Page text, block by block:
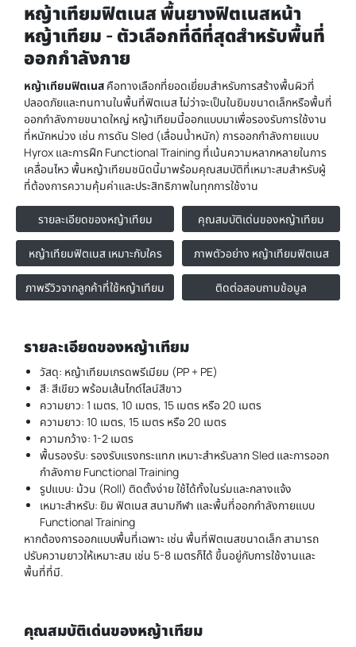
หญ้าเทียมฟิตเนส พื้นยางฟิตเนสหน้า
หญ้าเทียม - ตัวเลือกที่ดีที่สุดสำหรับพื้นที่
ออกกำลังกาย
หญ้าเทียมฟิตเนส คือทางเลือกที่ยอดเยี่ยมสำหรับการสร้างพื้นผิวที่
ปลอดภัยและทนทานในพื้นที่ฟิตเนส ไม่ว่าจะเป็นในยิมขนาดเล็กหรือพื้นที่
ออกกำลังกายขนาดใหญ่ หญ้าเทียมนี้ออกแบบมาเพื่อรองรับการใช้งาน
ที่หนักหน่วง เช่น การดัน Sled (เลื่อนน้ำหนัก) การออกกำลังกายแบบ
Hyrox และการฝึก Functional Training ที่เน้นความหลากหลายในการ
เคลื่อนไหว พื้นหญ้าเทียมชนิดนี้มาพร้อมคุณสมบัติที่เหมาะสมสำหรับผู้
ที่ต้องการความคุ้มค่าและประสิทธิภาพในทุกการใช้งาน
รายละเอียดของหญ้าเทียม คุณสมบัติเด่นของหญ้าเทียม
หญ้าเทียมฟิตเนส เหมาะกับใคร ภาพตัวอย่าง หญ้าเทียมฟิตเนส
ภาพรีวิวจากลูกค้าที่ใช้หญ้าเทียม ติดต่อสอบถามข้อมูล
รายละเอียดของหญ้าเทียม
วัสดุ: หญ้าเทียมเกรดพรีเมียม (PP + PE)
สี: สีเขียว พร้อมเส้นไกด์ไลน์สีขาว
ความยาว: 1 เมตร, 10 เมตร, 15 เมตร หรือ 20 เมตร
ความยาว: 10 เมตร, 15 เมตร หรือ 20 เมตร
ความกว้าง: 1-2 เมตร
พื้นรองรับ: รองรับแรงกระแทก เหมาะสำหรับลาก Sled และการออก
กำลังกาย Functional Training
รูปแบบ: ม้วน (Roll) ติดตั้งง่าย ใช้ได้ทั้งในร่มและกลางแจ้ง
เหมาะสำหรับ: ยิม ฟิตเนส สนามกีฬา และพื้นที่ออกกำลังกายแบบ
Functional Training
หากต้องการออกแบบพื้นที่เฉพาะ เช่น พื้นที่ฟิตเนสขนาดเล็ก สามารถ
ปรับความยาวให้เหมาะสม เช่น 5-8 เมตรก็ได้ ขึ้นอยู่กับการใช้งานและ
พื้นที่ที่มี.
คุณสมบัติเด่นของหญ้าเทียม